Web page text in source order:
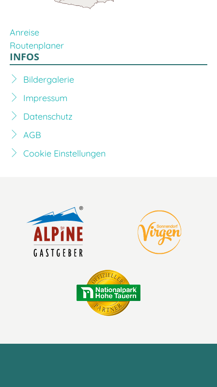
Anreise
Routenplaner
INFOS
Bildergalerie
Impressum
Datenschutz
AGB
Cookie Einstellungen